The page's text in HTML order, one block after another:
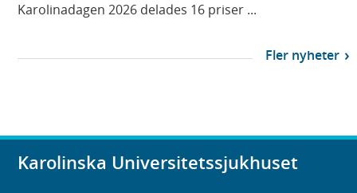
Karolinadagen 2026 delades 16 priser ...
Fler nyheter
Karolinska Universitetssjukhuset